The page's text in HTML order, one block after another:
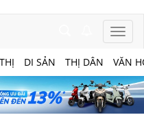
DI SẢN THỊ DÂN VĂN